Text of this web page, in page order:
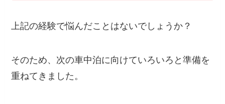
上記の経験で悩んだことはないでしょうか？
そのため、次の車中泊に向けていろいろと準備を
重ねてきました。